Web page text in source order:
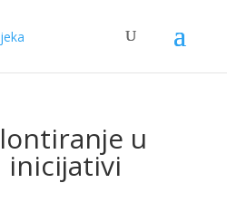
u
inicijativi